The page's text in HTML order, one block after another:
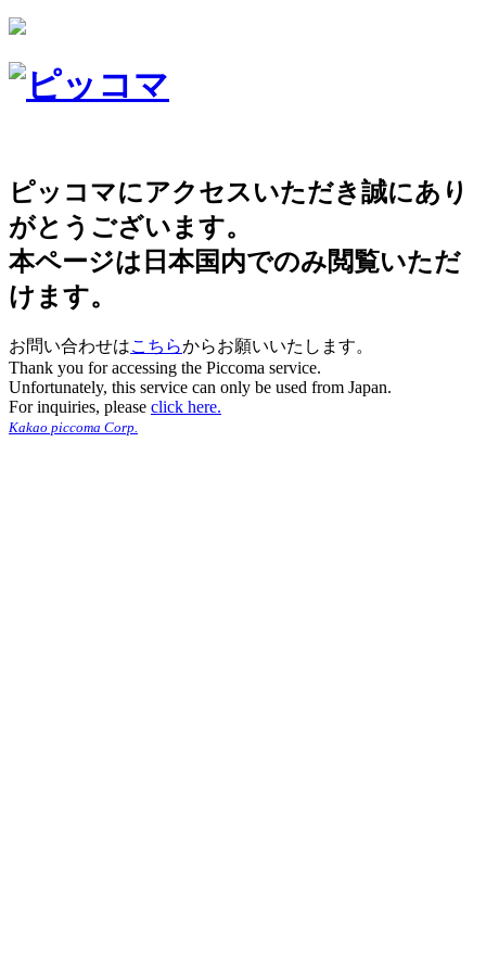
ピッコマにアクセスいただき誠にあり
がとうございます。
本ページは日本国内でのみ閲覧いただ
けます。
お問い合わせはこちらからお願いいたします。
Thank you for accessing the Piccoma service.
Unfortunately, this service can only be used from Japan.
For inquiries, please click here.
Kakao piccoma Corp.